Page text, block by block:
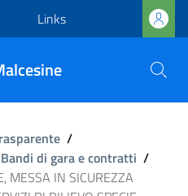
Links
/
Bandi di gara e contratti /
MESSA IN SICUREZZA